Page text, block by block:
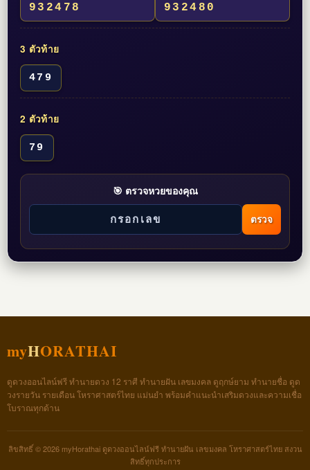
932478 932480
3 ตัวท้าย
479
2 ตัวท้าย
79
🎯 ตรวจหวยของคุณ
ตรวจ
myHORATHAI
ดูดวงออนไลน์ฟรี ทำนายดวง 12 ราศี ทำนายฝัน เลขมงคล ดูฤกษ์ยาม ทำนายชื่อ ดูด
วงรายวัน รายเดือน โหราศาสตร์ไทย แม่นยำ พร้อมคำแนะนำเสริมดวงและความเชื่อ
โบราณทุกด้าน
ลิขสิทธิ์ © 2026 myHorathai ดูดวงออนไลน์ฟรี ทำนายฝัน เลขมงคล โหราศาสตร์ไทย สงวน
สิทธิ์ทุกประการ